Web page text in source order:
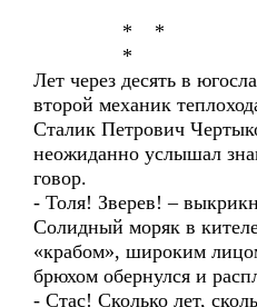
* *
*
Лет через десять в
второй механик
Сталик Петрович
неожиданно услышал
говор.
- Толя! Зверев! –
Солидный моряк в
«крабом», широким
брюхом обернулся и
- Стас! Сколько лет,